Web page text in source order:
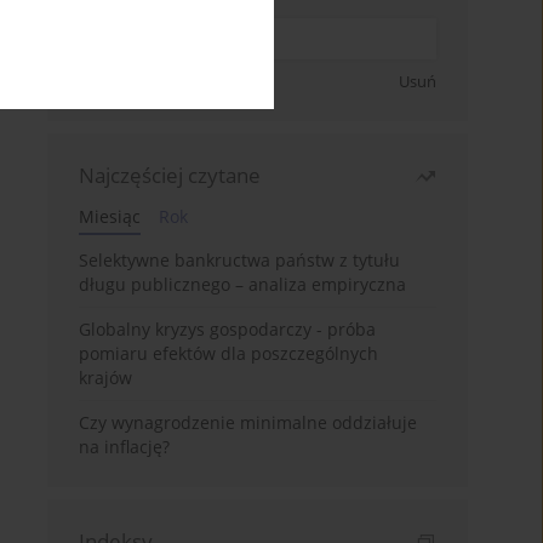
Usuń
Najczęściej czytane
Miesiąc
Selektywne bankructwa państw z tytułu
długu publicznego – analiza empiryczna
Globalny kryzys gospodarczy - próba
pomiaru efektów dla poszczególnych
krajów
Czy wynagrodzenie minimalne oddziałuje
na inflację?